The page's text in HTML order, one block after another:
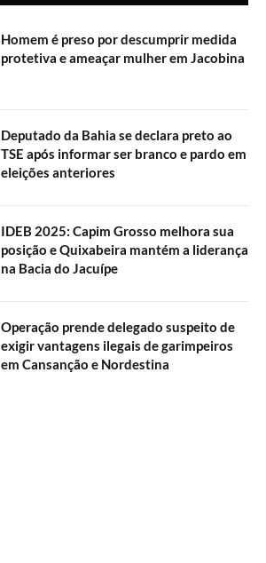
Homem é preso por descumprir medida
protetiva e ameaçar mulher em Jacobina
Deputado da Bahia se declara preto ao
TSE após informar ser branco e pardo em
eleições anteriores
IDEB 2025: Capim Grosso melhora sua
posição e Quixabeira mantém a liderança
na Bacia do Jacuípe
Operação prende delegado suspeito de
exigir vantagens ilegais de garimpeiros
em Cansanção e Nordestina